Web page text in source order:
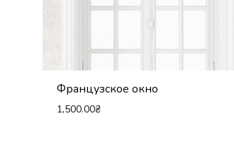
Французское окно
1,500.00₴